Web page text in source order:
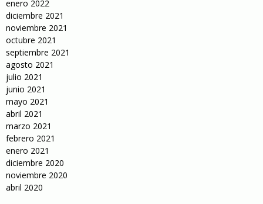
enero 2022
diciembre 2021
noviembre 2021
octubre 2021
septiembre 2021
agosto 2021
julio 2021
junio 2021
mayo 2021
abril 2021
marzo 2021
febrero 2021
enero 2021
diciembre 2020
noviembre 2020
abril 2020